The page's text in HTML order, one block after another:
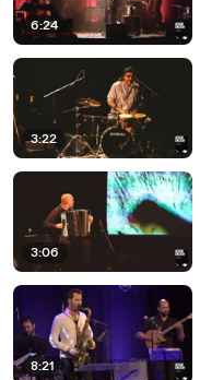
6:24
3:22
3:06
8:21